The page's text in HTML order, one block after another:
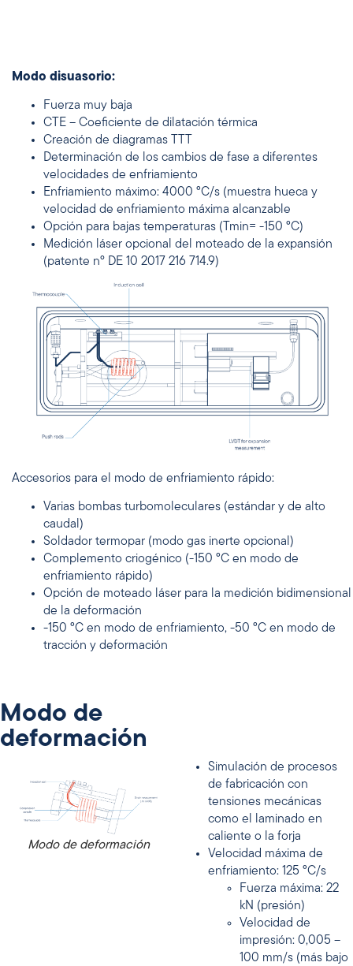
Modo disuasorio:
Fuerza muy baja
CTE – Coeficiente de dilatación térmica
Creación de diagramas TTT
Determinación de los cambios de fase a diferentes
velocidades de enfriamiento
Enfriamiento máximo: 4000 °C/s (muestra hueca y
velocidad de enfriamiento máxima alcanzable
Opción para bajas temperaturas (Tmin= -150 °C)
Medición láser opcional del moteado de la expansión
(patente nº DE 10 2017 216 714.9)
Accesorios para el modo de enfriamiento rápido:
Varias bombas turbomoleculares (estándar y de alto
caudal)
Soldador termopar (modo gas inerte opcional)
Complemento criogénico (-150 °C en modo de
enfriamiento rápido)
Opción de moteado láser para la medición bidimensional
de la deformación
-150 °C en modo de enfriamiento, -50 °C en modo de
tracción y deformación
Modo de
deformación
Modo de deformación
Simulación de procesos
de fabricación con
tensiones mecánicas
como el laminado en
caliente o la forja
Velocidad máxima de
enfriamiento: 125 °C/s
Fuerza máxima: 22
kN (presión)
Velocidad de
impresión: 0,005 –
100 mm/s (más bajo